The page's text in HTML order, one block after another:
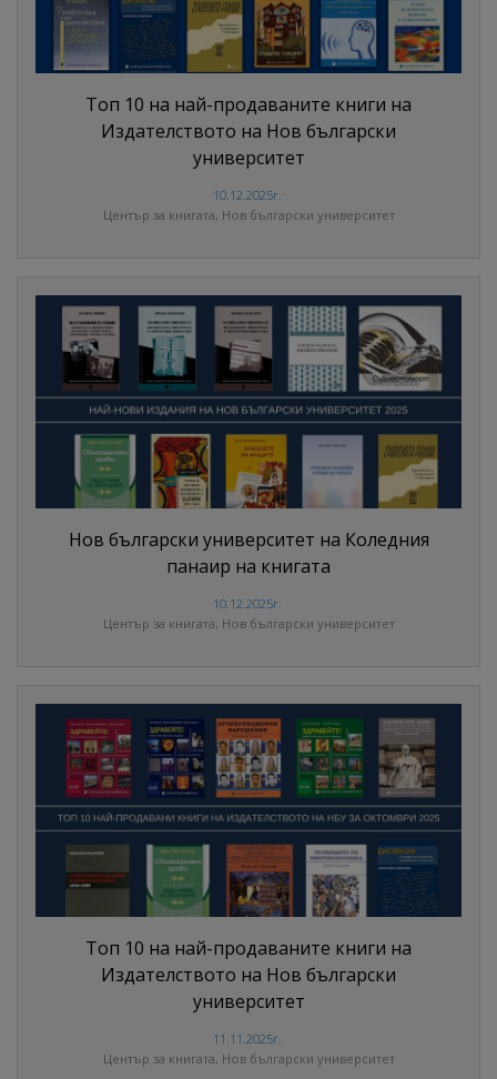
Топ 10 на най-продаваните книги на
Издателството на Нов български
университет
10.12.2025г.
Център за книгата, Нов български университет
Нов български университет на Коледния
панаир на книгата
10.12.2025г.
Център за книгата, Нов български университет
Топ 10 на най-продаваните книги на
Издателството на Нов български
университет
11.11.2025г.
Център за книгата, Нов български университет